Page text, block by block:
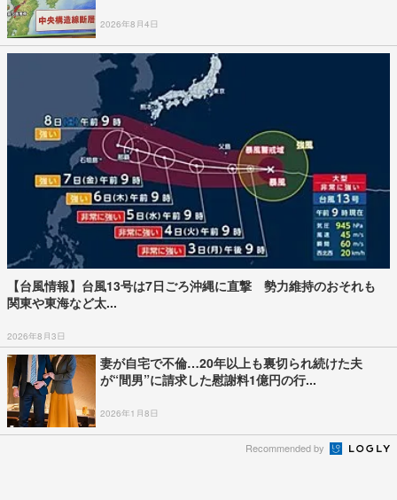
2026年8月4日
【台風情報】台風13号は7日ごろ沖縄に直撃 勢力維持のおそれも
関東や東海など太...
2026年8月3日
妻が自宅で不倫…20年以上も裏切られ続けた夫
が“間男”に請求した慰謝料1億円の行...
2026年1月8日
Recommended by